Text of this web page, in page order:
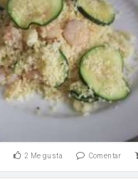
2 Me gusta Comentar